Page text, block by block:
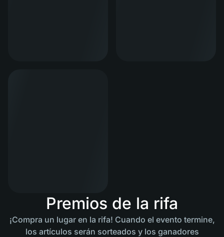
Premios de la rifa
¡Compra un lugar en la rifa! Cuando el evento termine,
los artículos serán sorteados y los ganadores